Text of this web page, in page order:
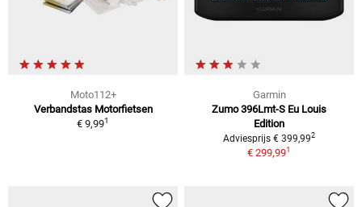
Moto112+
Verbandstas Motorfietsen
€ 9,991
Garmin
Zumo 396Lmt-S Eu Louis
Edition
Adviesprijs € 399,992
€ 299,991